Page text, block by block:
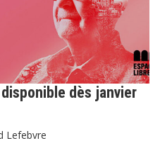
dès janvier
Lefebvre